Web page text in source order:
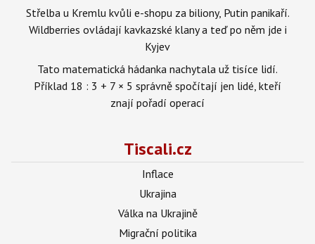
Střelba u Kremlu kvůli e-shopu za biliony, Putin panikaří.
Wildberries ovládají kavkazské klany a teď po něm jde i
Kyjev
Tato matematická hádanka nachytala už tisíce lidí.
Příklad 18 : 3 + 7 × 5 správně spočítají jen lidé, kteří
znají pořadí operací
Tiscali.cz
Inflace
Ukrajina
Válka na Ukrajině
Migrační politika